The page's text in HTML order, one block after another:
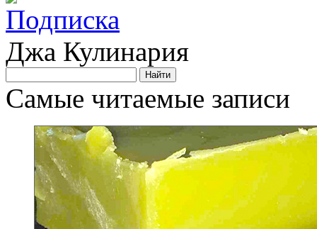
Джа Кулинария
Самые читаемые записи